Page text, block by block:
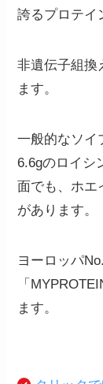
誇るプロテイ
非遺伝子組換
ます。
一般的なソイ
6.6gのロイシ
面でも、ホエ
があります。
ヨーロッパ
「
ます。